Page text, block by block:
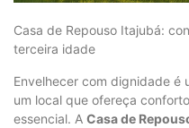
Casa de Repouso Itajubá:
terceira idade
Envelhecer com dignidade é
um local que ofereça
essencial. A Casa de